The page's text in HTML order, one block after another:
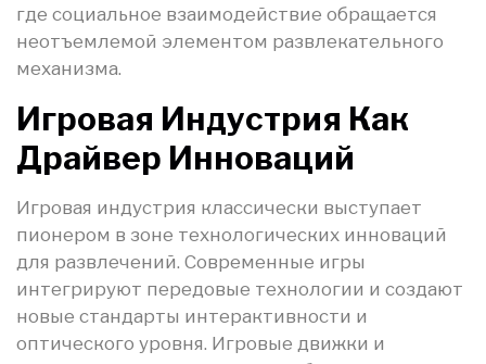
где социальное взаимодействие обращается
неотъемлемой элементом развлекательного
механизма.
Игровая Индустрия Как
Драйвер Инноваций
Игровая индустрия классически выступает
пионером в зоне технологических инноваций
для развлечений. Современные игры
интегрируют передовые технологии и создают
новые стандарты интерактивности и
оптического уровня. Игровые движки и